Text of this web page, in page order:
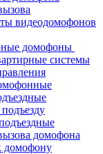
видеодомофонов
домофоны
системы
домофона
домофону